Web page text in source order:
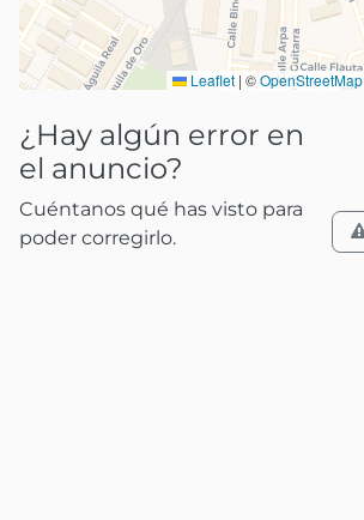
Leaflet | ©OpenStreetMap
¿Hay algún error en
el anuncio?
Cuéntanos qué has visto para
poder corregirlo.